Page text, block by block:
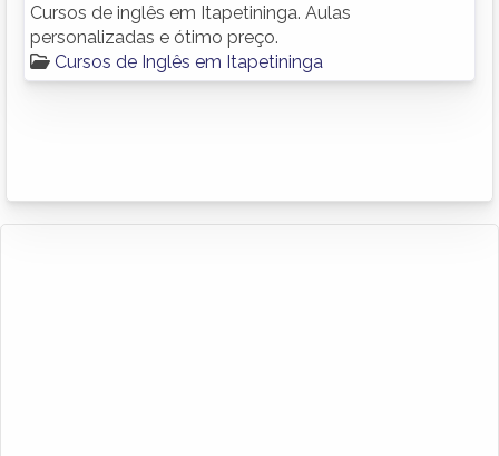
Cursos de inglês em Itapetininga. Aulas
personalizadas e ótimo preço.
Cursos de Inglês em Itapetininga